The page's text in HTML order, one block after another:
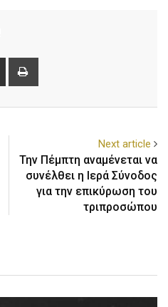
Next article
Την Πέμπτη αναμένεται να
συνέλθει η Ιερά Σύνοδος
για την επικύρωση του
τριπροσώπου